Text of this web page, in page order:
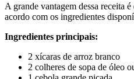
A grande vantagem dessa receita
acordo com os ingredientes
Ingredientes principais:
2 xícaras de arroz branco
2 colheres de sopa de óleo